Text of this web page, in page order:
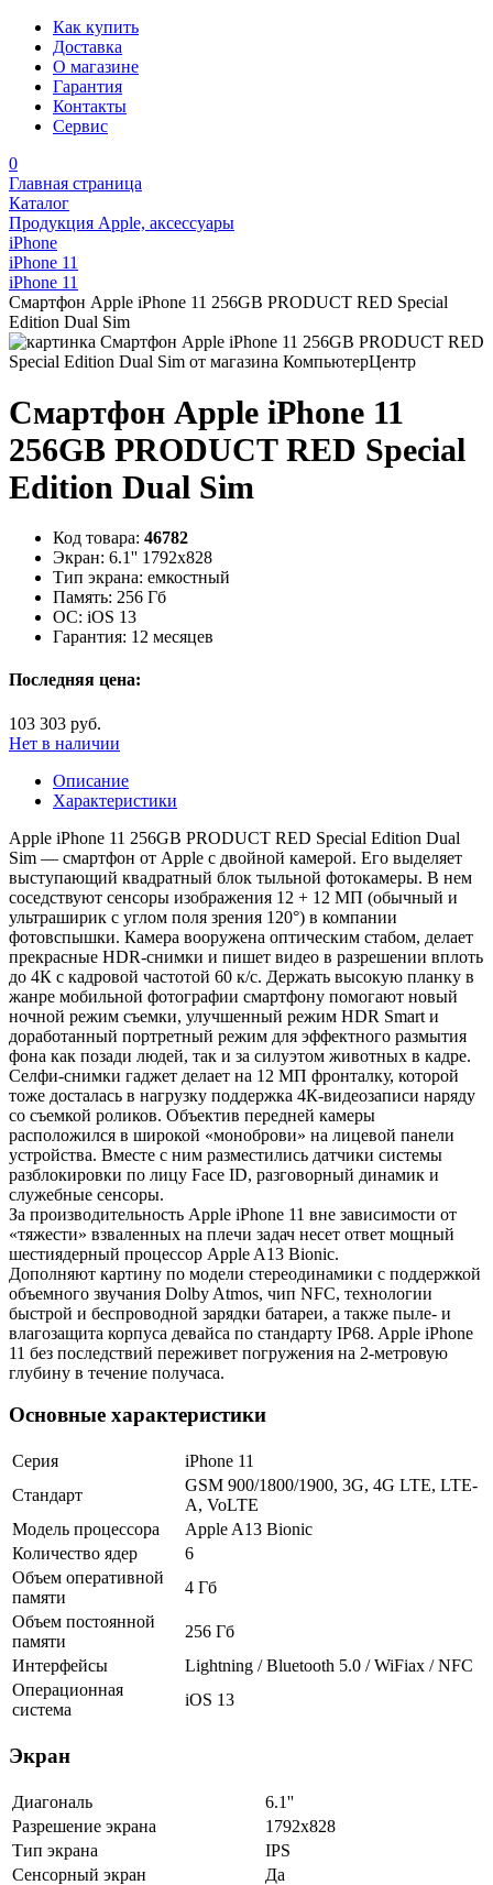
Как купить
Доставка
О магазине
Гарантия
Контакты
Сервис
0
Главная страница
Каталог
Продукция Apple, аксессуары
iPhone
iPhone 11
iPhone 11
Смартфон Apple iPhone 11 256GB PRODUCT RED Special
Edition Dual Sim
Смартфон Apple iPhone 11
256GB PRODUCT RED Special
Edition Dual Sim
Код товара: 46782
Экран: 6.1'' 1792x828
Тип экрана: емкостный
Память: 256 Гб
ОС: iOS 13
Гарантия: 12 месяцев
Последняя цена:
103 303 руб.
Нет в наличии
Описание
Характеристики
Apple iPhone 11 256GB PRODUCT RED Special Edition Dual
Sim — смартфон от Apple с двойной камерой. Его выделяет
выступающий квадратный блок тыльной фотокамеры. В нем
соседствуют сенсоры изображения 12 + 12 МП (обычный и
ультраширик с углом поля зрения 120°) в компании
фотовспышки. Камера вооружена оптическим стабом, делает
прекрасные HDR-снимки и пишет видео в разрешении вплоть
до 4К с кадровой частотой 60 к/с. Держать высокую планку в
жанре мобильной фотографии смартфону помогают новый
ночной режим съемки, улучшенный режим HDR Smart и
доработанный портретный режим для эффектного размытия
фона как позади людей, так и за силуэтом животных в кадре.
Селфи-снимки гаджет делает на 12 МП фронталку, которой
тоже досталась в нагрузку поддержка 4К-видеозаписи наряду
со съемкой роликов. Объектив передней камеры
расположился в широкой «моноброви» на лицевой панели
устройства. Вместе с ним разместились датчики системы
разблокировки по лицу Face ID, разговорный динамик и
служебные сенсоры.
За производительность Apple iPhone 11 вне зависимости от
«тяжести» взваленных на плечи задач несет ответ мощный
шестиядерный процессор Apple A13 Bionic.
Дополняют картину по модели стереодинамики с поддержкой
объемного звучания Dolby Atmos, чип NFC, технологии
быстрой и беспроводной зарядки батареи, а также пыле- и
влагозащита корпуса девайса по стандарту IP68. Apple iPhone
11 без последствий переживет погружения на 2-метровую
глубину в течение получаса.
Основные характеристики
Серия
iPhone 11
Стандарт
GSM 900/1800/1900, 3G, 4G LTE, LTE-
A, VoLTE
Модель процессора
Apple A13 Bionic
Количество ядер
6
Объем оперативной
памяти
4 Гб
Объем постоянной
памяти
256 Гб
Интерфейсы
Lightning / Bluetooth 5.0 / WiFiax / NFC
Операционная
система
iOS 13
Экран
Диагональ
6.1''
Разрешение экрана
1792x828
Тип экрана
IPS
Сенсорный экран
Да